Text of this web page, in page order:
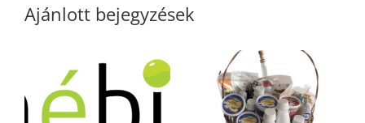
Ajánlott bejegyzések